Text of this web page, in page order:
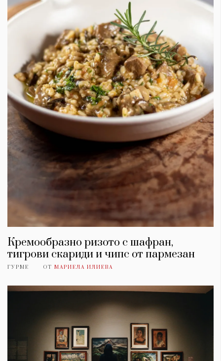
Кремообразно ризото с шафран,
тигрови скариди и чипс от пармезан
ГУРМЕ ОТ МАРИЕЛА ИЛИЕВА